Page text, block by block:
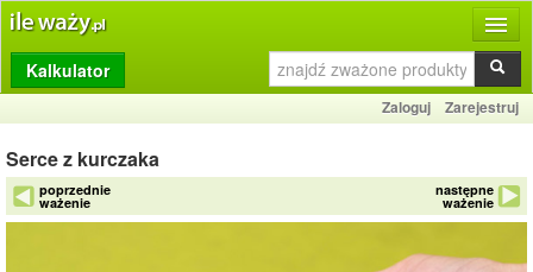
Produkty
Dziennik
Przelicznik
Porównywarka
Kalkulator
Zaloguj Zarejestruj
Serce z kurczaka
poprzednie
ważenie
następne
ważenie